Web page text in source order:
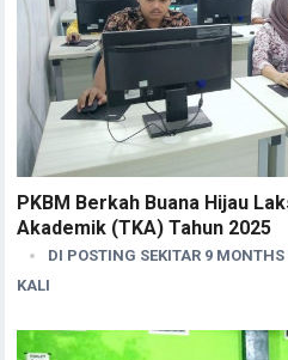
PKBM Berkah Buana Hijau
Akademik (TKA) Tahun 2025
DI POSTING SEKITAR 9
KALI